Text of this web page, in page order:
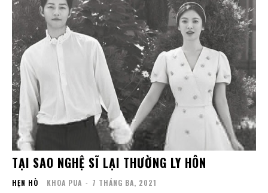
TẠI SAO NGHỆ SĨ LẠI THƯỜNG LY HÔN
HẸN HÒ KHOA PUA - 7 THÁNG BA, 2021